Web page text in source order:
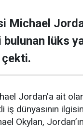
Michael
bulunan lüks
çekti.
Jordan’a ait
iş dünyasının
Okylan,